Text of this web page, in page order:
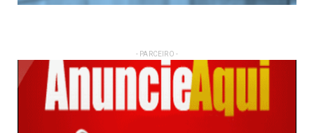
- PARCEIRO -